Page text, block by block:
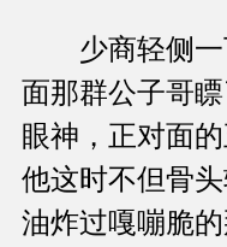
少商轻侧一
面那群公子哥
眼神，正对面
他这时不但骨
油炸过嘎嘣脆